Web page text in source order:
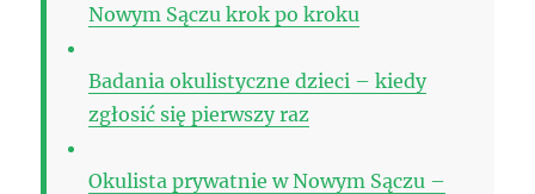
Nowym Sączu krok po kroku
Badania okulistyczne dzieci – kiedy
zgłosić się pierwszy raz
Okulista prywatnie w Nowym Sączu –